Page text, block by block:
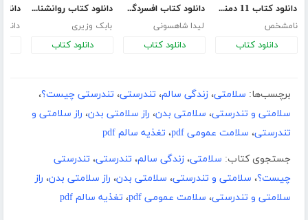
دانلود کتاب 11 دمنوش مفید در بدن انسان
نامشخص
دانلود کتاب
دانلود کتاب افسردگی را بخوریم
لیدا شاهسونی
دانلود کتاب
دانلود کتاب روانشناسی و ماساژ
بابک وزیری
دانلود کتاب
برچسب‌ها: سلامتی، زندگی سالم، تندرستی، تندرستی چیست؟،
سلامتی و تندرستی، سلامتی بدن، راز سلامتی بدن، راز سلامتی و
تندرستی، سلامت عمومی pdf ، تغذیه سالم pdf
جستجوی کتاب: سلامتی، زندگی سالم، تندرستی، تندرستی
چیست؟، سلامتی و تندرستی، سلامتی بدن، راز سلامتی بدن، راز
سلامتی و تندرستی، سلامت عمومی pdf ، تغذیه سالم pdf